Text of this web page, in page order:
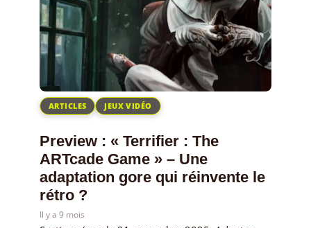
ARTICLES JEUX VIDÉO
Preview : « Terrifier : The
ARTcade Game » – Une
adaptation gore qui réinvente le
rétro ?
Il y a 9 mois